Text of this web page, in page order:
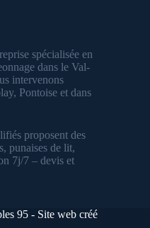
spécialisée en
dans le Val-
intervenons
Pontoise et dans
proposent des
punaises de lit,
7j/7 – devis et
95 - Site web créé